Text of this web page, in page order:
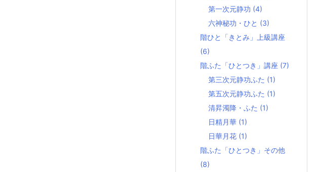
第一次元静功 (4)
六神秘功・ひと (3)
階ひと「きとみ」上級講座
(6)
階ふた「ひとつき」講座 (7)
第三次元静功ふた (1)
第五次元静功ふた (1)
清昇濁降・ふた (1)
日精月華 (1)
日華月花 (1)
階ふた「ひとつき」その他
(8)